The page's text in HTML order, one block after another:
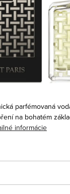
parfémovaná
na bohatém
informácie